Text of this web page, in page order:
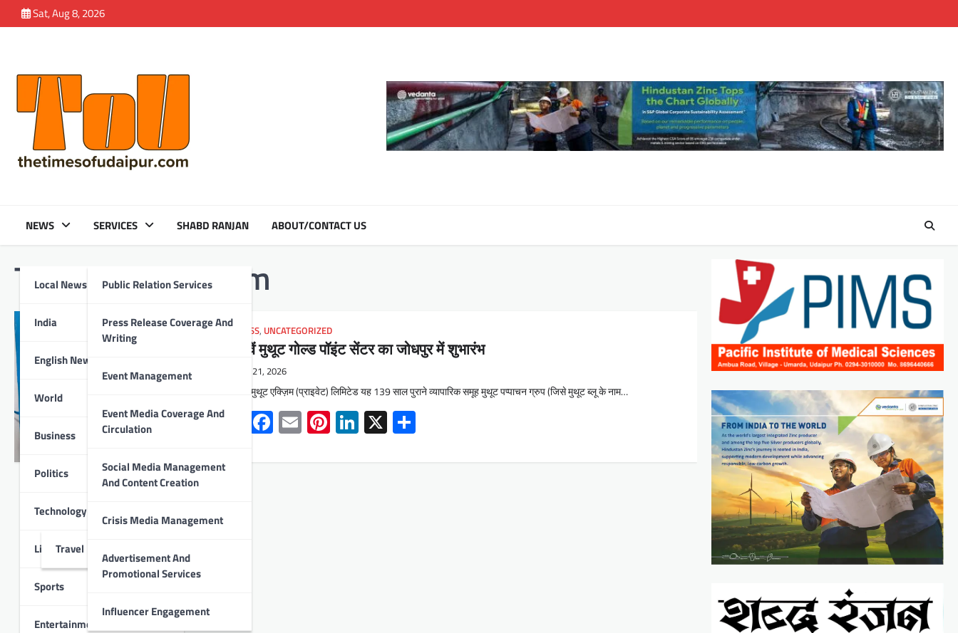
to
Sat, Aug 8, 2026
NEWS
Local News
India
English News
World
Business
Politics
Technology
Lifestyle
Travel
Sports
Entertainment
SERVICES
Public Relation Services
Press Release Coverage And
Writing
Event Management
Event Media Coverage And
Circulation
Social Media Management
And Content Creation
Crisis Media Management
Advertisement And
Promotional Services
Influencer Engagement
SHABD RANJAN ABOUT/CONTACT US
Tag:Muthoot Exim
BUSINESS, UNCATEGORIZED
109 वें मुथूट गोल्ड पॉइंट सेंटर का जोधपुर में शुभारंभ
April 21, 2026
उदयपुर : मुथूट एक्ज़िम (प्राइवेट) लिमिटेड यह 139 साल पुराने व्यापारिक समूह मुथूट पप्पाचन ग्रुप (जिसे मुथूट ब्लू के नाम…
WhatsApp
Facebook
EmailPinterest
LinkedIn
X